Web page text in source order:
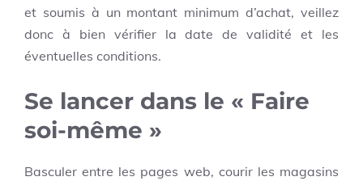
et soumis à un montant minimum d’achat, veillez
donc à bien vérifier la date de validité et les
éventuelles conditions.
Se lancer dans le « Faire
soi-même »
Basculer entre les pages web, courir les magasins